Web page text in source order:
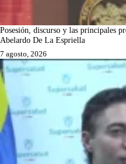
Posesión, discurso y las principales
Abelardo De La Espriella
7 agosto, 2026